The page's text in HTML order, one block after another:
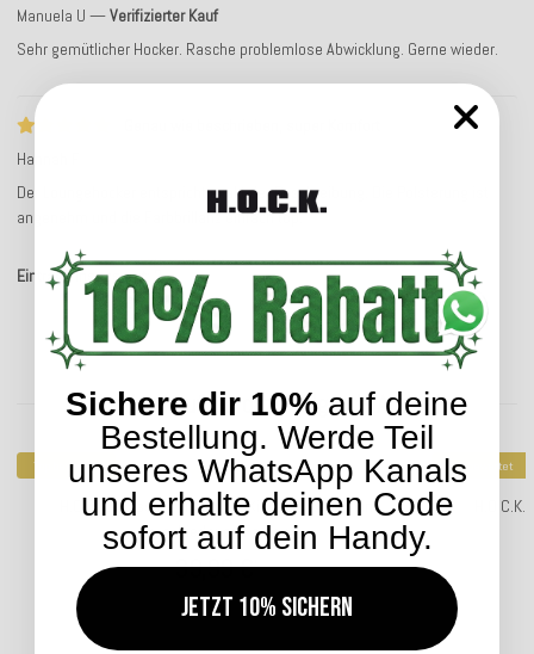
Manuela U
Verifizierter Kauf
Sehr gemütlicher Hocker. Rasche problemlose Abwicklung. Gerne wieder.
Hannah F
Der Loungehocker entspricht exakt der Beschreibung. Die Polsterung ist
angenehm und die Farbbrillanz einfach top.
Einträge insgesamt: 2
Kunden kauften dazu folgende Artikel:
Top bewertet
H.O.C.K. Classic Uni Outdoor Kissen 70x70cm in
verschiedenen Farben
39,99 €*
Top bewertet
Sichere dir 10% auf deine
Bestellung. Werde Teil
unseres WhatsApp Kanals
und erhalte deinen Code
sofort auf dein Handy.
Jetzt 10% sichern